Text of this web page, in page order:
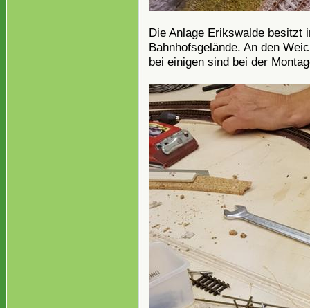
Die Anlage Erikswalde besitzt
Bahnhofsgelände. An den
bei einigen sind bei der